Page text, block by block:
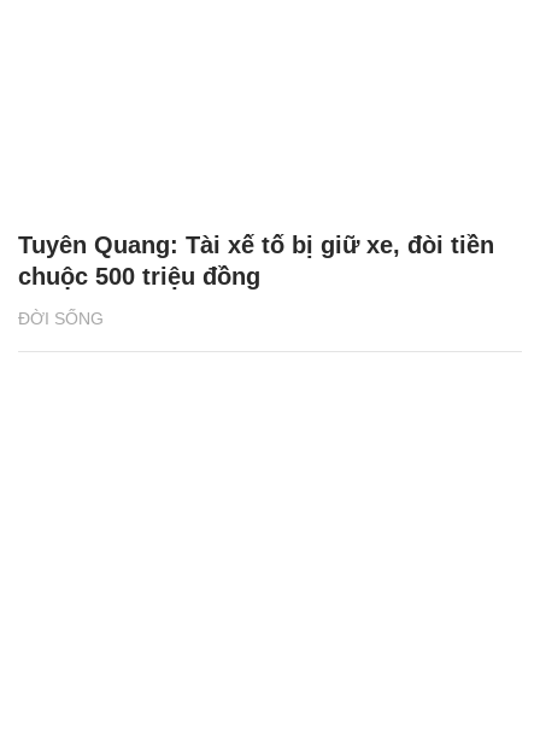
ĐỜI SỐNG
Tuyên Quang: Tài xế tố bị giữ xe, đòi tiền
chuộc 500 triệu đồng